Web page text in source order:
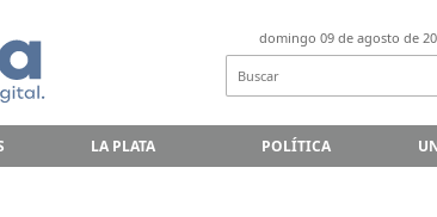
domingo 09 de agosto de
LA PLATA POLÍTICA